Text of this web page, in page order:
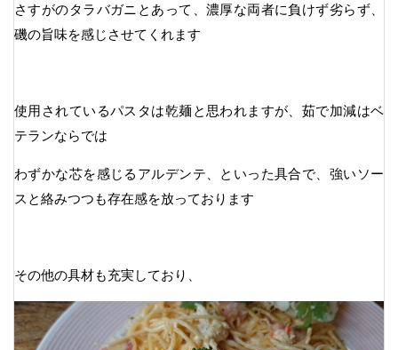
さすがのタラバガニとあって、濃厚な両者に負けず劣らず、
磯の旨味を感じさせてくれます
使用されているパスタは乾麺と思われますが、茹で加減はベ
テランならでは
わずかな芯を感じるアルデンテ、といった具合で、強いソー
スと絡みつつも存在感を放っております
その他の具材も充実しており、